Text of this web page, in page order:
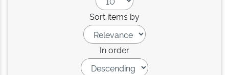
Sort items by
In order